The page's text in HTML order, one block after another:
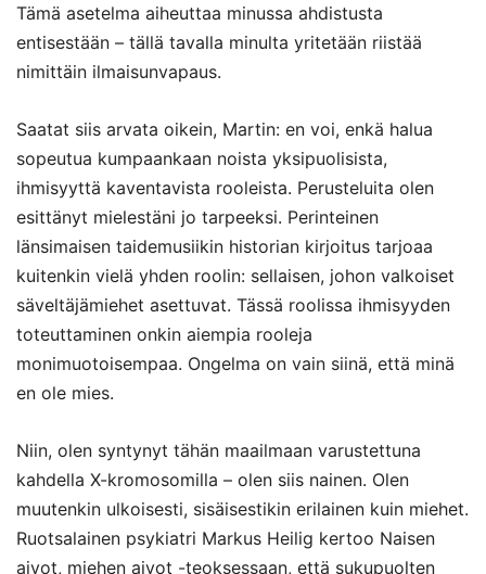
Tämä asetelma aiheuttaa minussa ahdistusta
entisestään – tällä tavalla minulta yritetään riistää
nimittäin ilmaisunvapaus.
Saatat siis arvata oikein, Martin: en voi, enkä halua
sopeutua kumpaankaan noista yksipuolisista,
ihmisyyttä kaventavista rooleista. Perusteluita olen
esittänyt mielestäni jo tarpeeksi. Perinteinen
länsimaisen taidemusiikin historian kirjoitus tarjoaa
kuitenkin vielä yhden roolin: sellaisen, johon valkoiset
säveltäjämiehet asettuvat. Tässä roolissa ihmisyyden
toteuttaminen onkin aiempia rooleja
monimuotoisempaa. Ongelma on vain siinä, että minä
en ole mies.
Niin, olen syntynyt tähän maailmaan varustettuna
kahdella X-kromosomilla – olen siis nainen. Olen
muutenkin ulkoisesti, sisäisestikin erilainen kuin miehet.
Ruotsalainen psykiatri Markus Heilig kertoo Naisen
aivot, miehen aivot -teoksessaan, että sukupuolten